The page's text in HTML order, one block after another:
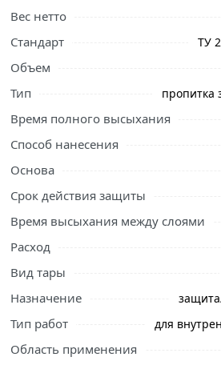
Ознакомьтесь с подробными
описанием и отзывами о товаре,
правильный выбор и заказать
свяжутся с Вами для согласования
или самовывоза.
Деревозащитное средство
90002002856 декоративно-
изделий и конструкций,
панелей, деревянных фасадов,
ДВП, ДСП, фанеры, шпоны.
Вес нетто
Стандарт ТУ
Объем
Тип пропитка
Время полного высыхания
Способ нанесения
Основа
Срок действия защиты
Время высыхания между слоями
Расход
Вид тары
Назначение
Тип работ для
Область применения